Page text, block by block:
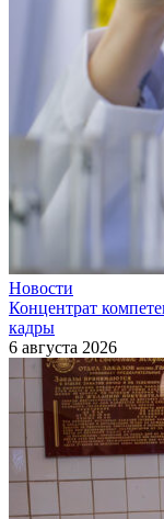
Новости
Концентрат
кадры
6 августа 2026